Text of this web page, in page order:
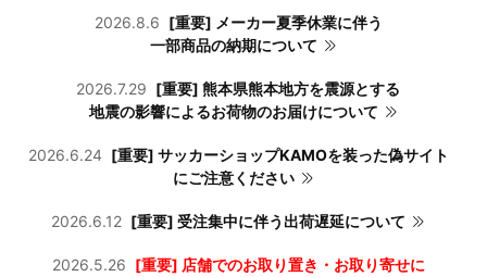
2026.8.6 [重要] メーカー夏季休業に伴う
一部商品の納期について
2026.7.29 [重要] 熊本県熊本地方を震源とする
地震の影響によるお荷物のお届けについて
2026.6.24 [重要] サッカーショップKAMOを装った偽サイト
にご注意ください
2026.6.12 [重要] 受注集中に伴う出荷遅延について
2026.5.26 [重要] 店舗でのお取り置き・お取り寄せに